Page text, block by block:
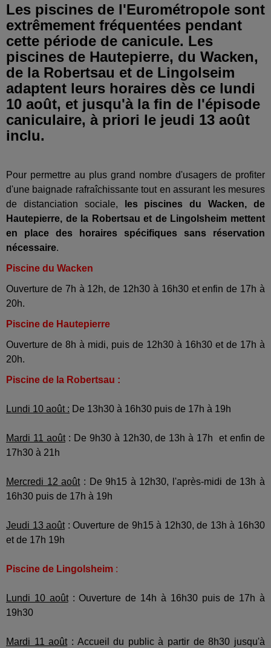
Les piscines de l'Eurométropole sont
extrêmement fréquentées pendant
cette période de canicule. Les
piscines de Hautepierre, du Wacken,
de la Robertsau et de Lingolseim
adaptent leurs horaires dès ce lundi
10 août, et jusqu'à la fin de l'épisode
caniculaire, à priori le jeudi 13 août
inclu.
Pour permettre au plus grand nombre d'usagers de profiter
d'une baignade rafraîchissante tout en assurant les mesures
de distanciation sociale, les piscines du Wacken, de
Hautepierre, de la Robertsau et de Lingolsheim mettent
en place des horaires spécifiques sans réservation
nécessaire.
Piscine du Wacken
Ouverture de 7h à 12h, de 12h30 à 16h30 et enfin de 17h à
20h.
Piscine de Hautepierre
Ouverture de 8h à midi, puis de 12h30 à 16h30 et de 17h à
20h.
Piscine de la Robertsau :
Lundi 10 août : De 13h30 à 16h30 puis de 17h à 19h
Mardi 11 août: De 9h30 à 12h30, de 13h à 17h et enfin de
17h30 à 21h
Mercredi 12 août: De 9h15 à 12h30, l'après-midi de 13h à
16h30 puis de 17h à 19h
Jeudi 13 août: Ouverture de 9h15 à 12h30, de 13h à 16h30
et de 17h 19h
Piscine de Lingolsheim :
Lundi 10 août: Ouverture de 14h à 16h30 puis de 17h à
19h30
Mardi 11 août: Accueil du public à partir de 8h30 jusqu'à